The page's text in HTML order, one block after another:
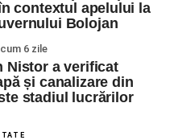
– Născuți Liberi.
loc în perioada
Greavilor din Gârbova
durată a evenimentului.
din Șugag spre Popasul
din Sebeș
într-un accident rutier
din Sebeș
contextul apelului la
Bolojan
6 zile
Nistor a verificat
și canalizare din
stadiul lucrărilor